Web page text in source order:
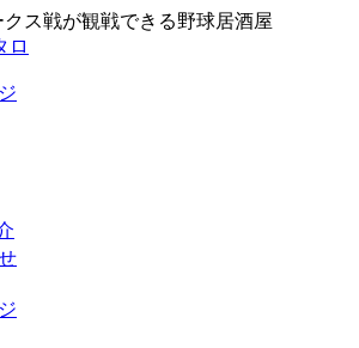
ス戦が観戦できる野球居酒屋